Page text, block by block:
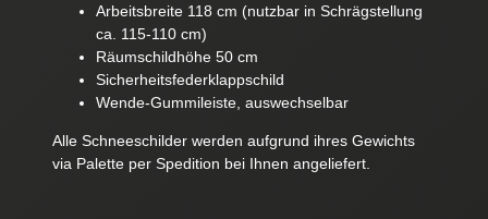
Arbeitsbreite 118 cm (nutzbar in Schrägstellung
ca. 115-110 cm)
Räumschildhöhe 50 cm
Sicherheitsfederklappschild
Wende-Gummileiste, auswechselbar
Alle Schneeschilder werden aufgrund ihres Gewichts
via Palette per Spedition bei Ihnen angeliefert.